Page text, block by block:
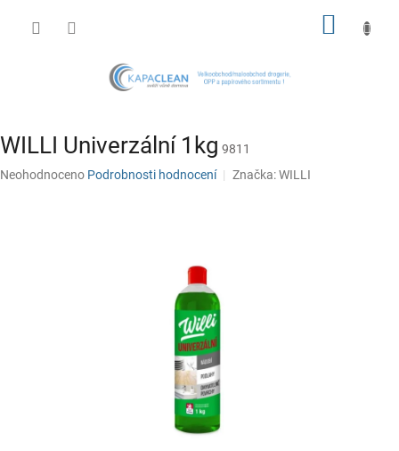
WILLI Univerzální 1kg 9811
Průměrné
Neohodnoceno Podrobnosti hodnocení Značka:WILLI